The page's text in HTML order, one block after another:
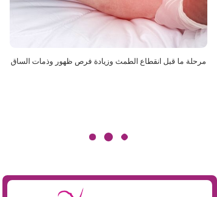
مرحلة ما قبل انقطاع الطمث وزيادة فرص ظهور وذمات الساق